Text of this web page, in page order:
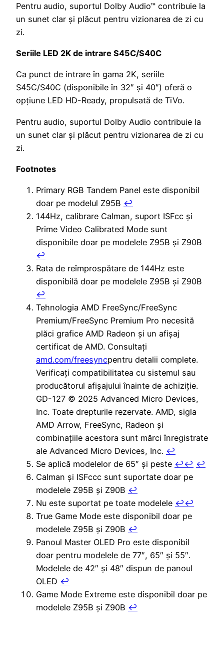
Pentru audio, suportul Dolby Audio™ contribuie la
un sunet clar și plăcut pentru vizionarea de zi cu
zi.
Seriile LED 2K de intrare S45C/S40C
Ca punct de intrare în gama 2K, seriile
S45C/S40C (disponibile în 32″ și 40″) oferă o
opțiune LED HD-Ready, propulsată de TiVo.
Pentru audio, suportul Dolby Audio contribuie la
un sunet clar și plăcut pentru vizionarea de zi cu
zi.
Footnotes
Primary RGB Tandem Panel este disponibil
doar pe modelul Z95B ↩︎
144Hz, calibrare Calman, suport ISFcc și
Prime Video Calibrated Mode sunt
disponibile doar pe modelele Z95B și Z90B
↩︎
Rata de reîmprospătare de 144Hz este
disponibilă doar pe modelele Z95B și Z90B
↩︎
Tehnologia AMD FreeSync/FreeSync
Premium/FreeSync Premium Pro necesită
plăci grafice AMD Radeon și un afișaj
certificat de AMD. Consultați
amd.com/freesyncpentru detalii complete.
Verificați compatibilitatea cu sistemul sau
producătorul afișajului înainte de achiziție.
GD-127 © 2025 Advanced Micro Devices,
Inc. Toate drepturile rezervate. AMD, sigla
AMD Arrow, FreeSync, Radeon și
combinațiile acestora sunt mărci înregistrate
ale Advanced Micro Devices, Inc. ↩︎
Se aplică modelelor de 65″ și peste ↩︎↩︎ ↩︎
Calman și ISFccc sunt suportate doar pe
modelele Z95B și Z90B ↩︎
Nu este suportat pe toate modelele ↩︎↩︎
True Game Mode este disponibil doar pe
modelele Z95B și Z90B ↩︎
Panoul Master OLED Pro este disponibil
doar pentru modelele de 77″, 65″ și 55″.
Modelele de 42″ și 48″ dispun de panoul
OLED ↩︎
Game Mode Extreme este disponibil doar pe
modelele Z95B și Z90B ↩︎